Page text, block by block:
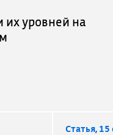
уровней на
Cтатья,